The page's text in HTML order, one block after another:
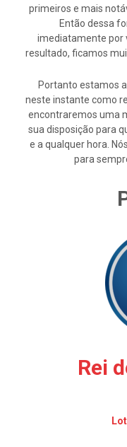
primeiros e mais
Então dessa
imediatamente por
resultado, ficamos
Portanto estamos
neste instante como
encontraremos uma
sua disposição para
e a qualquer hora.
para
Rei